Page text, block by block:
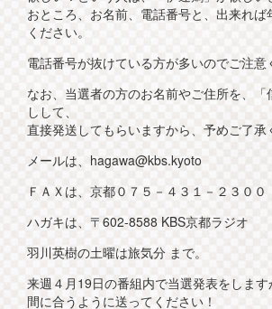
おところ、お名前、電話番号と、出来れば
ください。
電話番号が抜けている方が多いのでご注意
なお、当選者の方のお名前やご住所を、
しして、
直接発送してもらいますから、予めご了承
メールは、hagawa@kbs.kyoto
ＦＡＸは、京都０７５－４３１－２３００
ハガキは、〒602-8588 KBS京都ラジオ
羽川英樹の土曜は旅気分 まで。
来週４月19日の番組内で当選発表をします
間に合うように送ってください！